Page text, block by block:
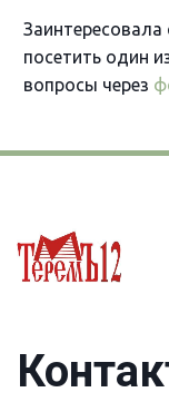
Заинтересовала
посетить один
вопросы через